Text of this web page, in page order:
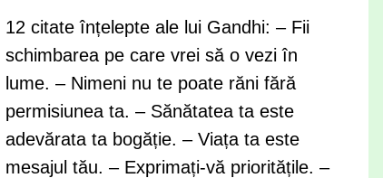
12 citate înțelepte ale lui Gandhi: – Fii
schimbarea pe care vrei să o vezi în
lume. – Nimeni nu te poate răni fără
permisiunea ta. – Sănătatea ta este
adevărata ta bogăție. – Viața ta este
mesajul tău. – Exprimați-vă prioritățile. –